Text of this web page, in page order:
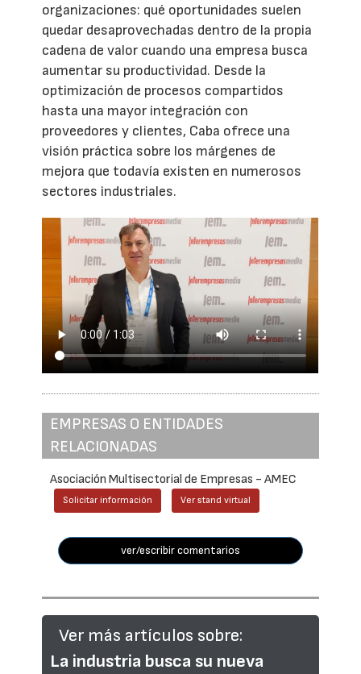
organizaciones: qué oportunidades suelen
quedar desaprovechadas dentro de la propia
cadena de valor cuando una empresa busca
aumentar su productividad. Desde la
optimización de procesos compartidos
hasta una mayor integración con
proveedores y clientes, Caba ofrece una
visión práctica sobre los márgenes de
mejora que todavía existen en numerosos
sectores industriales.
EMPRESAS O ENTIDADES
RELACIONADAS
Asociación Multisectorial de Empresas - AMEC
Solicitar información Ver stand virtual
ver/escribir comentarios
Ver más artículos sobre:
La industria busca su nueva